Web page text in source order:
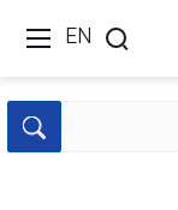
EN